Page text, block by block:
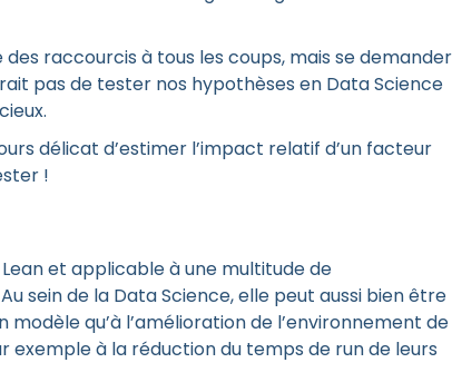
raccourcis à tous les coups, mais se demander
pas de tester nos hypothèses en Data Science
délicat d’estimer l’impact relatif d’un facteur
!
et applicable à une multitude de
sein de la Data Science, elle peut aussi bien être
qu’à l’amélioration de l’environnement de
exemple à la réduction du temps de run de leurs